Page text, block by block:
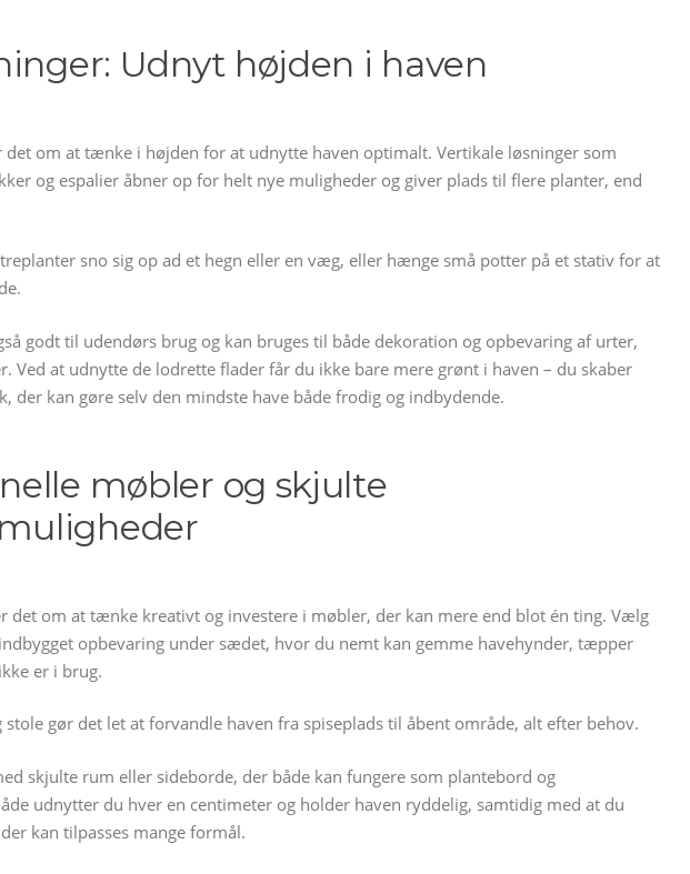
Udnyt højden i haven
om at tænke i højden for at udnytte haven optimalt. Vertikale løsninger som
og espalier åbner op for helt nye muligheder og giver plads til flere planter, end
sno sig op ad et hegn eller en væg, eller hænge små potter på et stativ for at
godt til udendørs brug og kan bruges til både dekoration og opbevaring af urter,
Ved at udnytte de lodrette flader får du ikke bare mere grønt i haven – du skaber
der kan gøre selv den mindste have både frodig og indbydende.
møbler og skjulte
det om at tænke kreativt og investere i møbler, der kan mere end blot én ting. Vælg
opbevaring under sædet, hvor du nemt kan gemme havehynder, tæpper
er i brug.
stole gør det let at forvandle haven fra spiseplads til åbent område, alt efter behov.
skjulte rum eller sideborde, der både kan fungere som plantebord og
udnytter du hver en centimeter og holder haven ryddelig, samtidig med at du
kan tilpasses mange formål.